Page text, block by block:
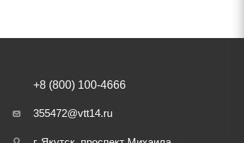
+8 (800) 100-4666
355472@vtt14.ru